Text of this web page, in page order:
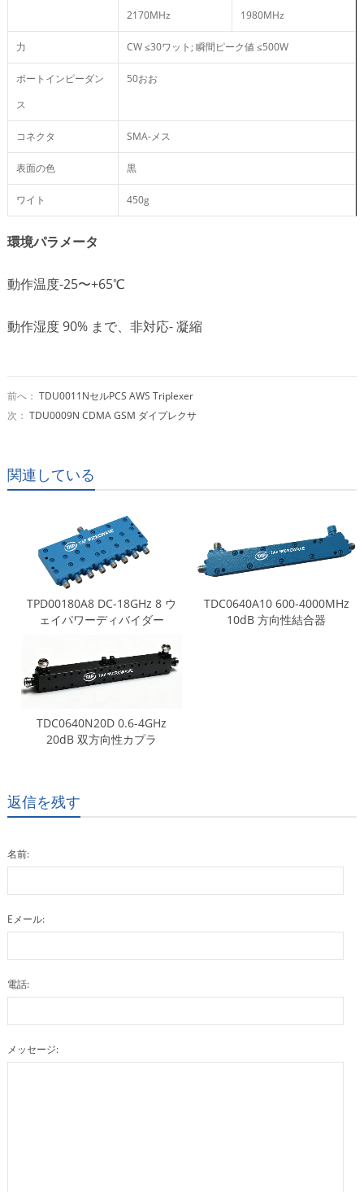
2170MHz
1980MHz
力 CW ≤30ワット; 瞬間ピーク値 ≤500W
ポートインピーダン
ス
50おお
コネクタ SMA-メス
表面の色 黒
ワイト 450g
環境パラメータ
動作温度-25〜+65℃
動作湿度 90% まで、非対応- 凝縮
前へ： TDU0011NセルPCS AWS Triplexer
次： TDU0009N CDMA GSM ダイプレクサ
関連している
TPD00180A8 DC-18GHz 8 ウ
ェイパワーディバイダー
TDC0640A10 600-4000MHz
10dB 方向性結合器
TDC0640N20D 0.6-4GHz
20dB 双方向性カプラ
返信を残す
名前:
Eメール:
電話:
メッセージ: